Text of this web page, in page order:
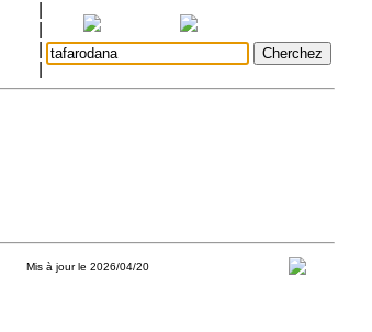
Mis à jour le 2026/04/20